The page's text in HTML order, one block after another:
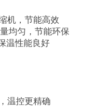
机，节能高效
均匀，节能环保
温性能良好
温控更精确